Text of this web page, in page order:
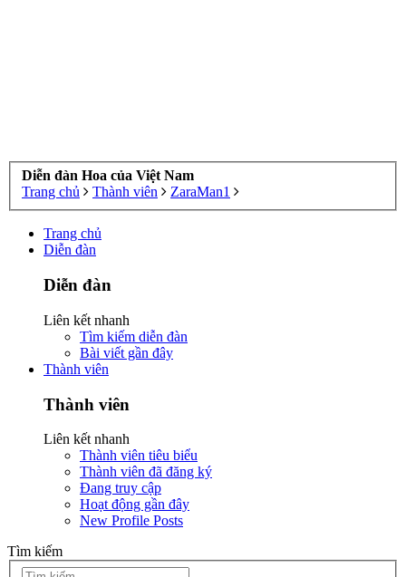
Diễn đàn Hoa của Việt Nam
Trang chủ
Thành viên ZaraMan1
Trang chủ
Diễn đàn
Diễn đàn
Liên kết nhanh
Tìm kiếm diễn đàn
Bài viết gần đây
Thành viên
Thành viên
Liên kết nhanh
Thành viên tiêu biểu
Thành viên đã đăng ký
Đang truy cập
Hoạt động gần đây
New Profile Posts
Tìm kiếm